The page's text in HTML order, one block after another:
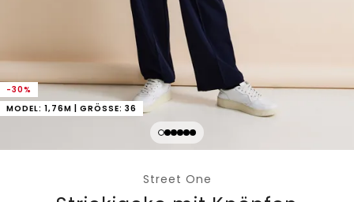
-30%
MODEL: 1,76M | GRÖSSE: 36
Street One